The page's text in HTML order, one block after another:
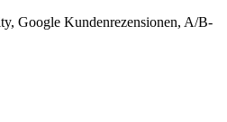
Google Kundenrezensionen, A/B-